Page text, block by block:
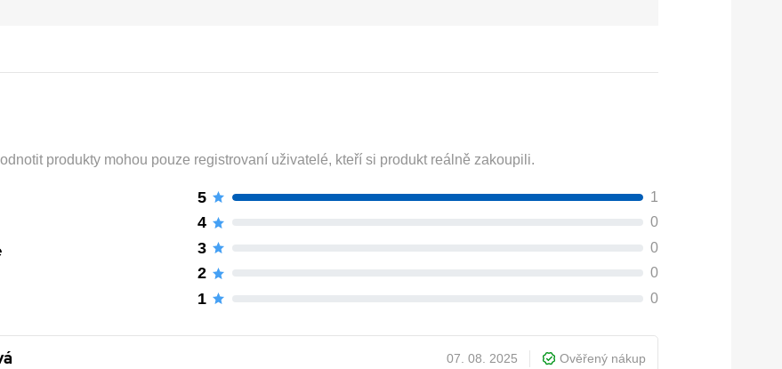
produkty mohou pouze registrovaní uživatelé, kteří si produkt reálně zakoupili.
5 1
4 0
3 0
2 0
1 0
07. 08. 2025 Ověřený nákup